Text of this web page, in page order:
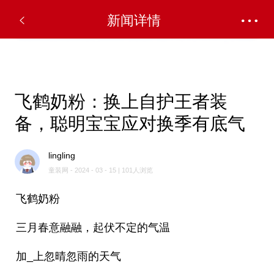
新闻详情
飞鹤奶粉：换上自护王者装
备，聪明宝宝应对换季有底气
lingling
童装网 - 2024 - 03 - 15 | 101人浏览
飞鹤奶粉
三月春意融融，起伏不定的气温
加_上忽晴忽雨的天气